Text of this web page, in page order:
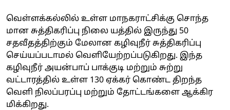
வெள்ளக்கல்லில் உள்ள மாநகராட்சிக்கு சொந்த
மான சுத்திகரிப்பு நிலை யத்தில் இருந்து 50
சதவீதத்திற்கும் மேலான கழிவுநீர் சுத்திகரிப்பு
செய்யப்படாமல் வெளியேற்றப்படுகிறது. இந்த
கழிவுநீர் அயன்பாப் பாக்குடி மற்றும் சுற்று
வட்டாரத்தில் உள்ள 130 ஏக்கர் கொண்ட திறந்த
வெளி நிலப்பரப்பு மற்றும் தோட்டங்களை ஆக்கிர
மிக்கிறது.